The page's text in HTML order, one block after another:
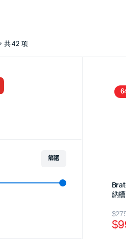
共 42 項
納槽
$
$
篩選